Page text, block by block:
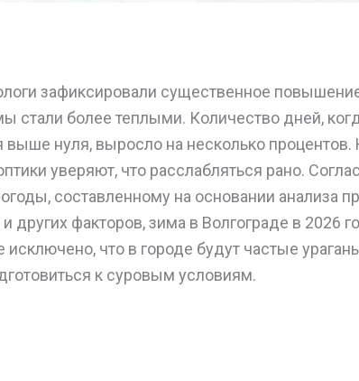
зафиксировали существенное
стали более теплыми. Количество дней,
нуля, выросло на несколько процентов.
уверяют, что расслабляться рано.
составленному на основании анализа
других факторов, зима в Волгограде в 2026
исключено, что в городе будут частые
к суровым условиям.